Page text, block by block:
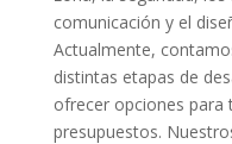
comunicación y el
Actualmente,
distintas etapas de
ofrecer opciones
presupuestos.